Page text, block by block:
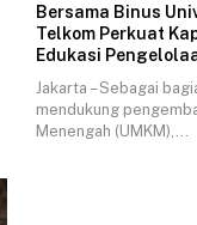
Bersama Binus
Telkom Perkuat
Edukasi
Jakarta – Sebagai
mendukung
Menengah (UMKM),…